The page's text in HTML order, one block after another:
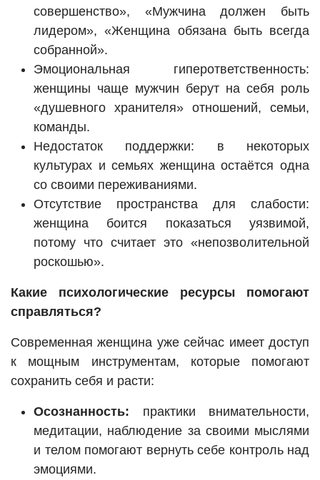
совершенство», «Мужчина должен быть
лидером», «Женщина обязана быть всегда
собранной».
Эмоциональная гиперответственность:
женщины чаще мужчин берут на себя роль
«душевного хранителя» отношений, семьи,
команды.
Недостаток поддержки: в некоторых
культурах и семьях женщина остаётся одна
со своими переживаниями.
Отсутствие пространства для слабости:
женщина боится показаться уязвимой,
потому что считает это «непозволительной
роскошью».
Какие психологические ресурсы помогают
справляться?
Современная женщина уже сейчас имеет доступ
к мощным инструментам, которые помогают
сохранить себя и расти:
Осознанность: практики внимательности,
медитации, наблюдение за своими мыслями
и телом помогают вернуть себе контроль над
эмоциями.